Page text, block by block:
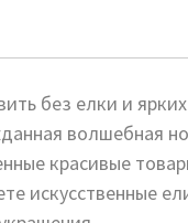
без елки и
волшебная
красивые
искусственные